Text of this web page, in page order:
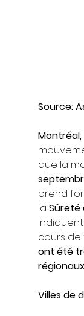
Source:
Montréal,
que la
prend
la Sûreté
cours de
ont été
régionaux
Villes de